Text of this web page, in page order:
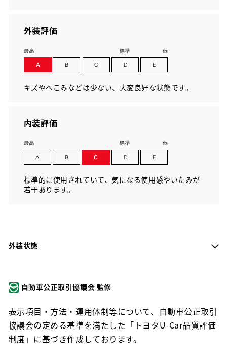
外装評価
キズやへこみなどは少ない、大変良好な状態です。
内装評価
標準的に使用されていて、気になる使用感やいたみが
若干あります。
外装状態
自動車公正取引協議会 監修
表示項目・方法・運用体制等について、自動車公正取引
協議会の定める基準を満たした「トヨタU-Car品質評価
制度」に基づき作成しております。